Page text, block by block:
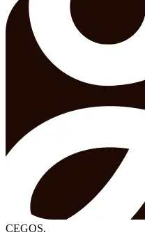
CEGOS.